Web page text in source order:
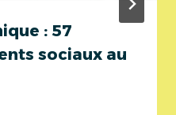
: 57
sociaux au